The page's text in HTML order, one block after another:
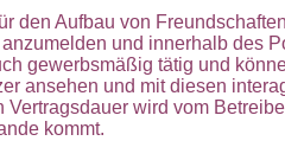
den Aufbau von
und innerhalb des
gewerbsmäßig tätig und
ansehen und mit diesen
wird vom
kommt.